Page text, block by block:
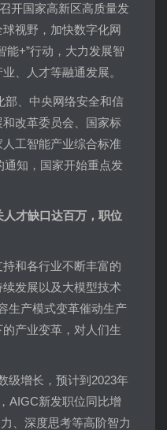
开国家高新区高质量发
视野，加快数字化网
能+”行动，大力发展智
、人才等融通发展。
部、中央网络安全和信
改革委员会、国家标
工智能产业综合标准
通知，国家开始重点发
才缺口达百万，职位
和各行业不断丰富的
发展以及大模型技术
生产模式变革催动生产
产业变革，对人们生
级增长，预计到2023年
AIGC新发职位同比增
、深度思考等高阶智力